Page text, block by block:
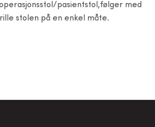
pasientstol,følger med
stolen på en enkel måte.